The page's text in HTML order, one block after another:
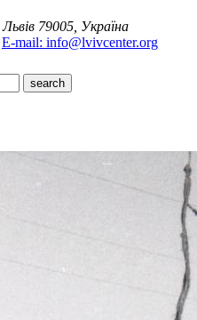
Львів 79005, Україна
E-mail: info@lvivcenter.org
search